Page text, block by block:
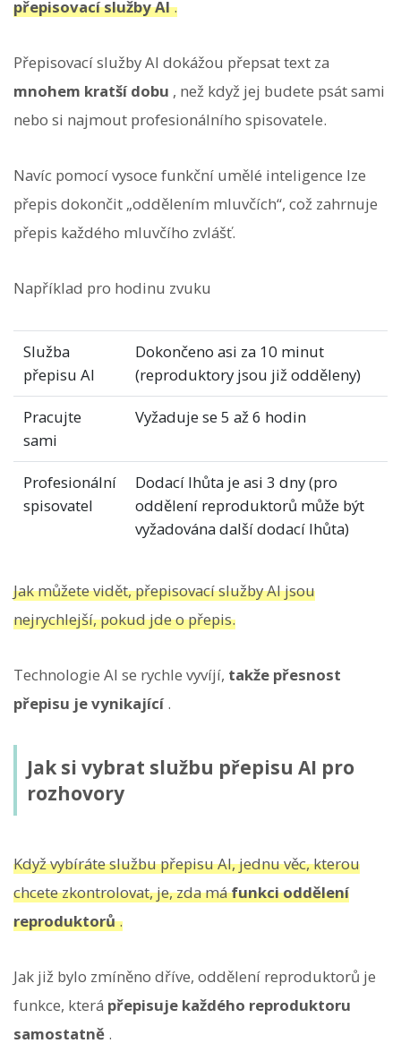
přepisovací služby AI.
Přepisovací služby AI dokážou přepsat text za
mnohem kratší dobu , než když jej budete psát sami
nebo si najmout profesionálního spisovatele.
Navíc pomocí vysoce funkční umělé inteligence lze
přepis dokončit „oddělením mluvčích“, což zahrnuje
přepis každého mluvčího zvlášť.
Například pro hodinu zvuku
Služba
přepisu AI
Dokončeno asi za 10 minut
(reproduktory jsou již odděleny)
Pracujte
sami
Vyžaduje se 5 až 6 hodin
Profesionální
spisovatel
Dodací lhůta je asi 3 dny (pro
oddělení reproduktorů může být
vyžadována další dodací lhůta)
Jak můžete vidět, přepisovací služby AI jsou
nejrychlejší, pokud jde o přepis.
Technologie AI se rychle vyvíjí, takže přesnost
přepisu je vynikající.
Jak si vybrat službu přepisu AI pro
rozhovory
Když vybíráte službu přepisu AI, jednu věc, kterou
chcete zkontrolovat, je, zda máfunkci oddělení
reproduktorů.
Jak již bylo zmíněno dříve, oddělení reproduktorů je
funkce, která přepisuje každého reproduktoru
samostatně .